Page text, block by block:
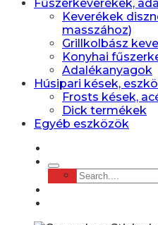
Fűszerkeverékek,
Keverékek
masszához)
Grillkolbász
Konyhai
Adalékanyagok
Húsipari kések,
Frosts kések,
Dick termékek
Egyéb eszközök